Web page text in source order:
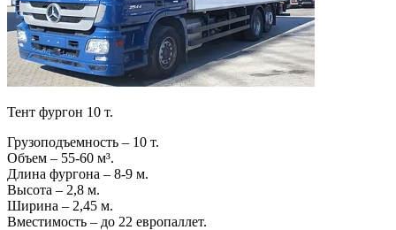
Тент фургон 10 т.
Грузоподъемность – 10 т.
Объем – 55-60 м³.
Длина фургона – 8-9 м.
Высота – 2,8 м.
Ширина – 2,45 м.
Вместимость – до 22 европаллет.